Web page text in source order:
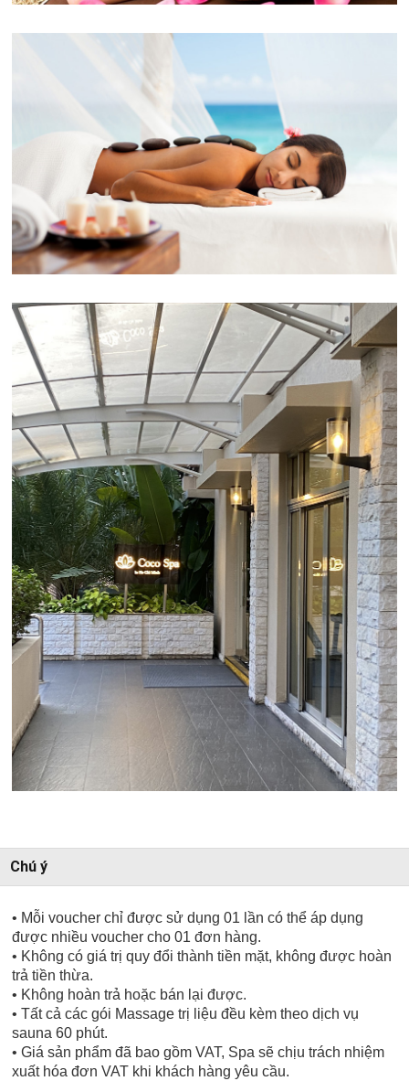
Chú ý
• Mỗi voucher chỉ được sử dụng 01 lần có thể áp dụng
được nhiều voucher cho 01 đơn hàng.
• Không có giá trị quy đổi thành tiền mặt, không được hoàn
trả tiền thừa.
• Không hoàn trả hoặc bán lại được.
• Tất cả các gói Massage trị liệu đều kèm theo dịch vụ
sauna 60 phút.
• Giá sản phẩm đã bao gồm VAT, Spa sẽ chịu trách nhiệm
xuất hóa đơn VAT khi khách hàng yêu cầu.